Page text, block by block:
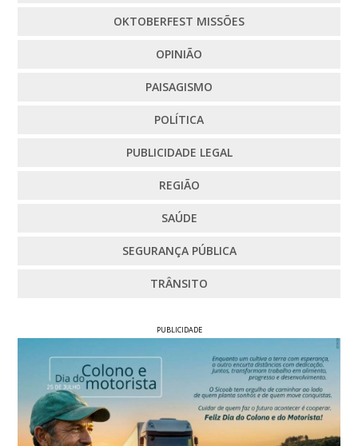
OKTOBERFEST MISSÕES
OPINIÃO
PAISAGISMO
POLÍTICA
PUBLICIDADE LEGAL
REGIÃO
SAÚDE
SEGURANÇA PÚBLICA
TRÂNSITO
PUBLICIDADE